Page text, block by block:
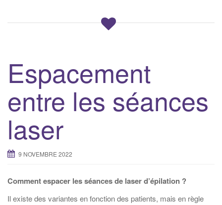
Espacement
entre les séances
laser
9 NOVEMBRE 2022
Comment espacer les séances de laser d’épilation ?
Il existe des variantes en fonction des patients, mais en règle